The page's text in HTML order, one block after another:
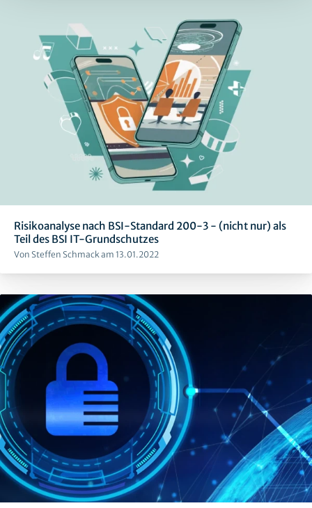
Risikoanalyse nach BSI-Standard 200-3 - (nicht nur) als
Teil des BSI IT-Grundschutzes
Von Steffen Schmack am 13.01.2022